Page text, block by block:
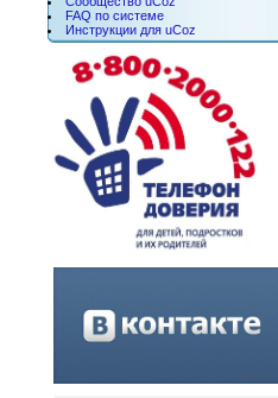
FAQ по системе
Инструкции для uCoz